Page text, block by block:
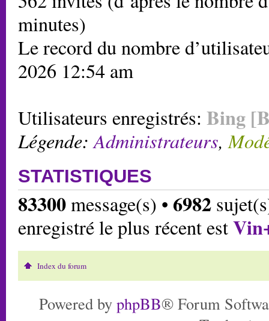
minutes)
Le record du nombre
2026 12:54 am
Utilisateurs enregistrés: Bing
Légende:Administrateurs,
STATISTIQUES
83300message(s) • 6982
enregistré le plus récent est
Index du forum
Powered by phpBB® Forum